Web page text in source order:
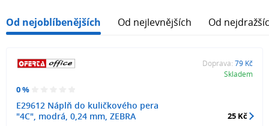
Od nejoblíbenějších Od nejlevnějších Od
0 %
E29612 Náplň do kuličkového pera
"4C", modrá, 0,24 mm, ZEBRA
Doprava: 79 Kč
Skladem
25 Kč